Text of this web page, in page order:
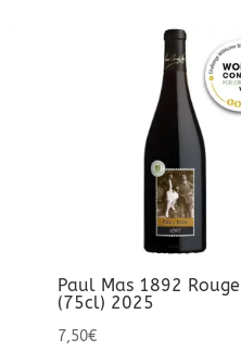
Paul Mas 1892
(75cl) 2025
7,50€